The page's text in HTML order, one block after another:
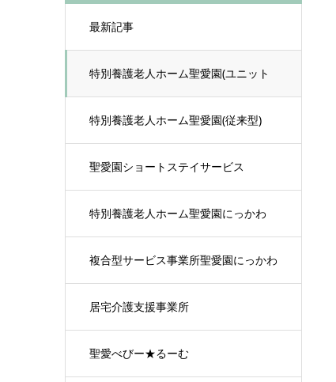
最新記事
特別養護老人ホーム聖愛園(ユニット
型)
特別養護老人ホーム聖愛園(従来型)
聖愛園ショートステイサービス
特別養護老人ホーム聖愛園にっかわ
複合型サービス事業所聖愛園にっかわ
居宅介護支援事業所
聖愛べびー★るーむ